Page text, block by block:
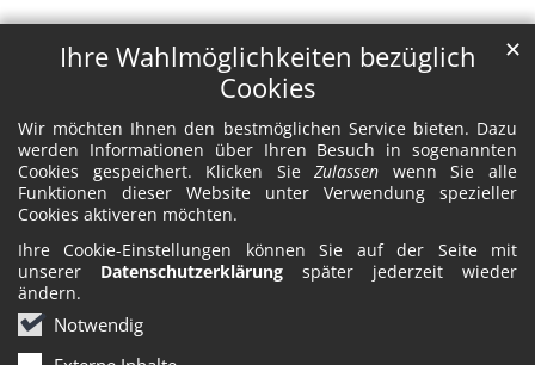
Ihre Wahlmöglichkeiten bezüglich
Cookies
Wir möchten Ihnen den bestmöglichen Service bieten. Dazu
werden Informationen über Ihren Besuch in sogenannten
Cookies gespeichert. Klicken SieZulassen wenn Sie alle
Funktionen dieser Website unter Verwendung spezieller
Cookies aktiveren möchten.
Ihre Cookie-Einstellungen können Sie auf der Seite mit
unserer Datenschutzerklärung später jederzeit wieder
ändern.
Notwendig
✕